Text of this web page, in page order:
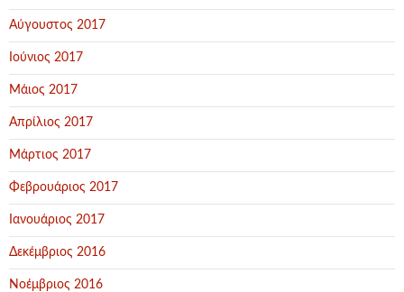
Αύγουστος 2017
Ιούνιος 2017
Μάιος 2017
Απρίλιος 2017
Μάρτιος 2017
Φεβρουάριος 2017
Ιανουάριος 2017
Δεκέμβριος 2016
Νοέμβριος 2016